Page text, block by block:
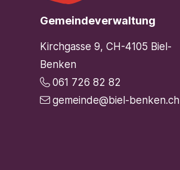
Footer
Gemeindeverwaltung
Kirchgasse 9, CH-4105 Biel-
Benken
061 726 82 82
gemeinde@biel-benken.ch